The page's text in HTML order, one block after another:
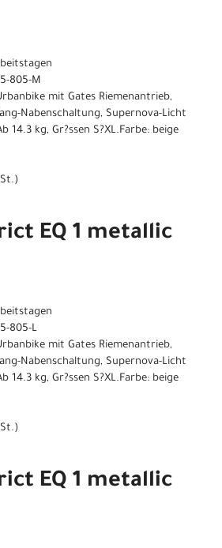
805-M
mit Gates Riemenantrieb,
Nabenschaltung, Supernova-Licht
14.3 kg, Gr?ssen S?XL.Farbe: beige
EQ 1 metallic
805-L
mit Gates Riemenantrieb,
Nabenschaltung, Supernova-Licht
14.3 kg, Gr?ssen S?XL.Farbe: beige
EQ 1 metallic